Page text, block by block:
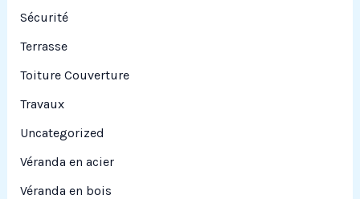
Sécurité
Terrasse
Toiture Couverture
Travaux
Uncategorized
Véranda en acier
Véranda en bois